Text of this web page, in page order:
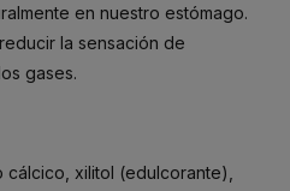
en nuestro estómago.
la sensación de
gases.
xilitol (edulcorante),